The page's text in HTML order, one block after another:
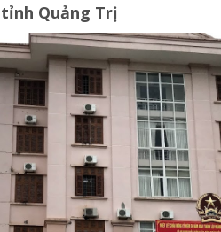
Quảng Trị